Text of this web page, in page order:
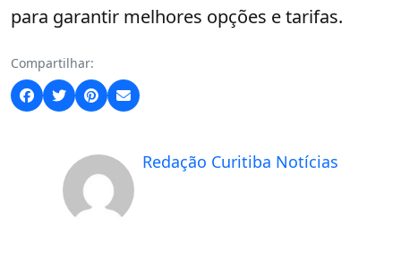
para garantir melhores opções e tarifas.
Compartilhar:
Redação Curitiba Notícias